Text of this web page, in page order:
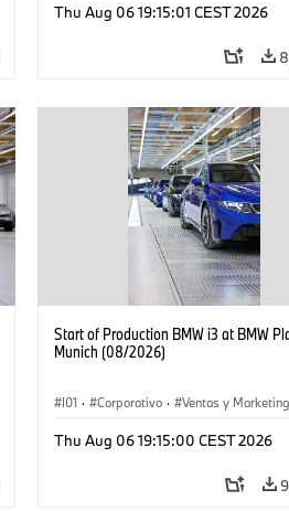
Thu Aug 06 19:15:01 CEST 2026
Start of Production BMW i3 at BMW
Munich (08/2026)
I01 · Corporativo · Ventas y Marketing
Thu Aug 06 19:15:00 CEST 2026